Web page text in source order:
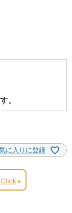
。
に入りに登録